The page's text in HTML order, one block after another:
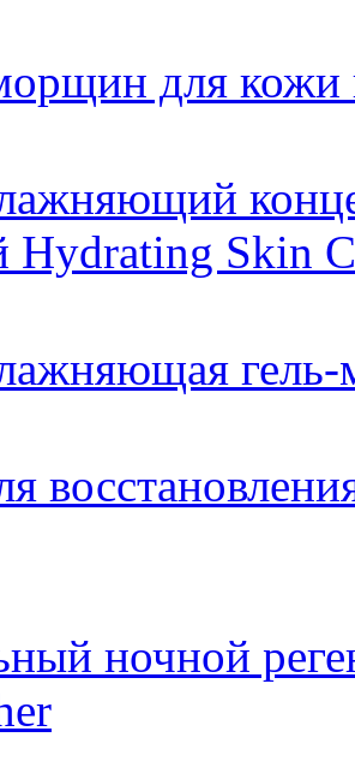
для кожи
Hydrating Skin
ночной